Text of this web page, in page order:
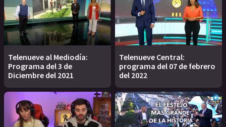
Telenueve al Mediodía:
Programa del 3 de
Diciembre del 2021
Telenueve Central:
programa del 07 de febrero
del 2022